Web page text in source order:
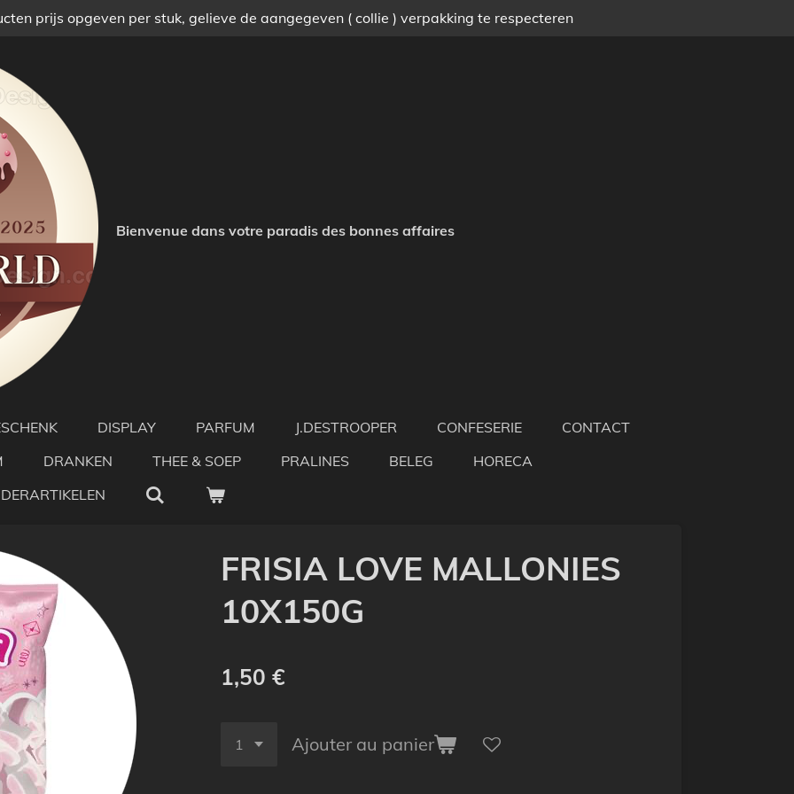
prijs opgeven per stuk, gelieve de aangegeven ( collie ) verpakking te respecteren
Bienvenue dans votre paradis des bonnes affaires
DISPLAY PARFUM J.DESTROOPER CONFESERIE
CONTACT
DRANKEN THEE & SOEP PRALINES BELEG
HORECA
FRISIA LOVE MALLONIES
10X150G
1,50 €
Ajouter au panier